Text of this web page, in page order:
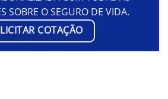
SOBRE O SEGURO DE VIDA.
COTAÇÃO